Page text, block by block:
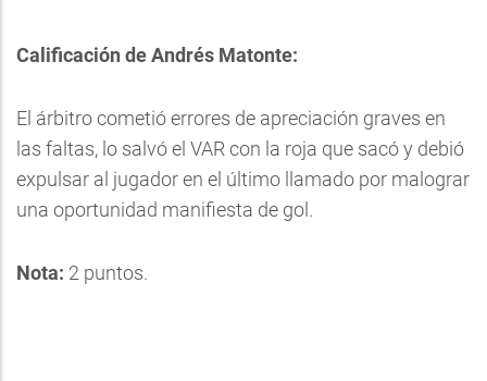
Calificación de Andrés Matonte:
El árbitro cometió errores de apreciación graves en
las faltas, lo salvó el VAR con la roja que sacó y debió
expulsar al jugador en el último llamado por malograr
una oportunidad manifiesta de gol.
Nota: 2 puntos.